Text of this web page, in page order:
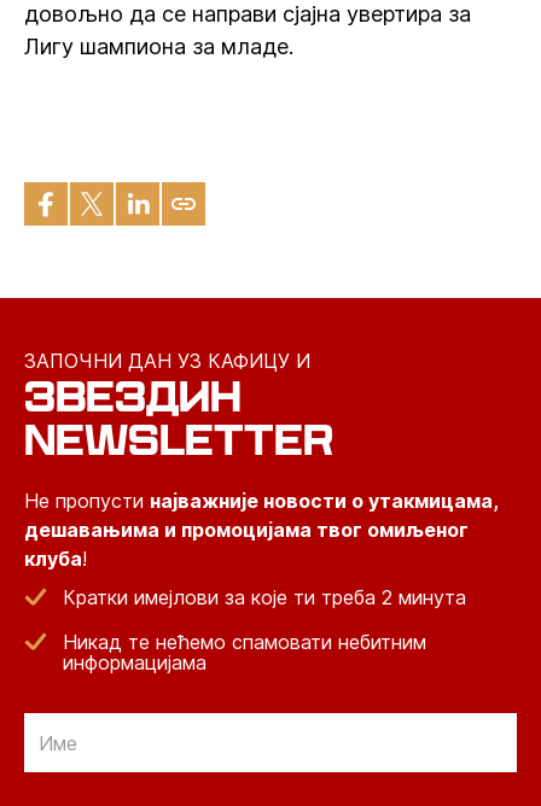
довољно да се направи сјајна увертира за
Лигу шампиона за младе.
ЗАПОЧНИ ДАН УЗ КАФИЦУ И
ЗВЕЗДИН
NEWSLETTER
Не пропусти најважније новости о утакмицама,
дешавањима и промоцијама твог омиљеног
клуба!
Кратки имејлови за које ти треба 2 минута
Никад те нећемо спамовати небитним
информацијама